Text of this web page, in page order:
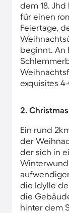
dem 18.
für einen
Feiertage,
beginnt. An
exquisites
2.
Ein rund
der
der sich in
die Idylle
die
hinter dem